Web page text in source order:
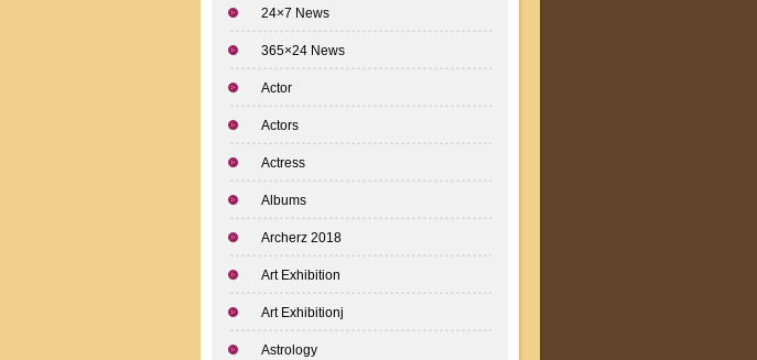
24×7 News
365×24 News
Actor
Actors
Actress
Albums
Archerz 2018
Art Exhibition
Art Exhibitionj
Astrology